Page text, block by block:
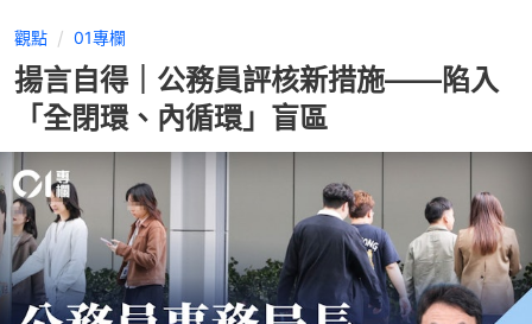
觀點 01專欄
揚言自得｜公務員評核新措施——陷入
「全閉環、內循環」盲區